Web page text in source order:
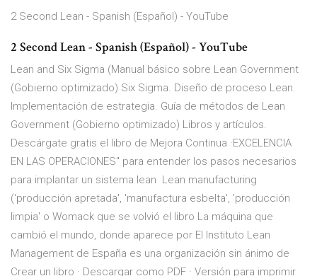
2 Second Lean - Spanish (Español) - YouTube
2 Second Lean - Spanish (Español) - YouTube
Lean and Six Sigma (Manual básico sobre Lean Government
(Gobierno optimizado) Six Sigma. Diseño de proceso Lean.
Implementación de estrategia. Guía de métodos de Lean
Government (Gobierno optimizado) Libros y artículos.
Descárgate gratis el libro de Mejora Continua ·EXCELENCIA
EN LAS OPERACIONES" para entender los pasos necesarios
para implantar un sistema lean Lean manufacturing
('producción apretada', 'manufactura esbelta', 'producción
limpia' o Womack que se volvió el libro La máquina que
cambió el mundo​, donde aparece por El Instituto Lean
Management de España es una organización sin ánimo de
Crear un libro · Descargar como PDF · Versión para imprimir